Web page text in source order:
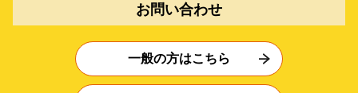
お問い合わせ
一般の方はこちら